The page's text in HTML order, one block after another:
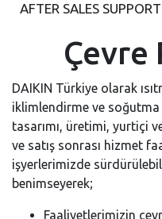
AFTER SALES
Çevre
DAIKIN Türkiye olarak
iklimlendirme ve
tasarımı, üretimi, yurtiçi
ve satış sonrası hizmet
işyerlerimizde
benimseyerek;
Faaliyetlerimizin